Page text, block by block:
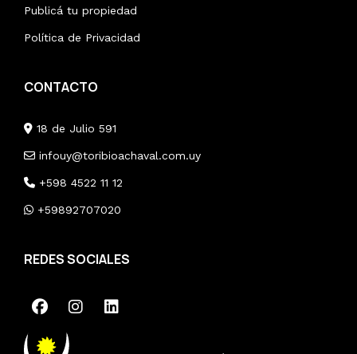
Publicá tu propiedad
Política de Privacidad
CONTACTO
18 de Julio 591
infouy@toribioachaval.com.uy
+598 4522 11 12
+59892707020
REDES SOCIALES